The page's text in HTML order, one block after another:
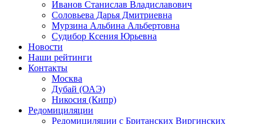
Иванов Станислав Владиславович
Соловьева Дарья Дмитриевна
Мурзина Альбина Альбертовна
Судибор Ксения Юрьевна
Новости
Наши рейтинги
Контакты
Москва
Дубай (ОАЭ)
Никосия (Кипр)
Редомициляции
Редомициляции с Британских Виргинских